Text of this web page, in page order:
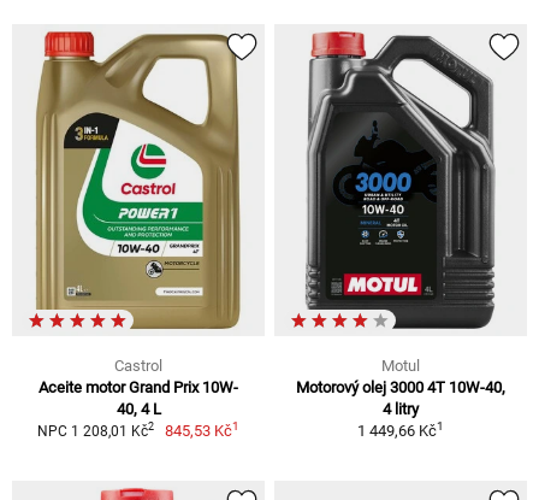
Castrol
Aceite motor Grand Prix 10W-
40, 4 L
NPC 1 208,01 Kč2 845,53 Kč1
Motul
Motorový olej 3000 4T 10W-40,
4 litry
1 449,66 Kč1